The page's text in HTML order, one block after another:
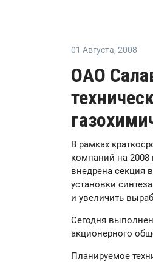
01 Августа, 2008
ОАО
В рамках
компаний на 2008
внедрена секция
установки
и увеличить
Сегодня
акционерного
Планируемое